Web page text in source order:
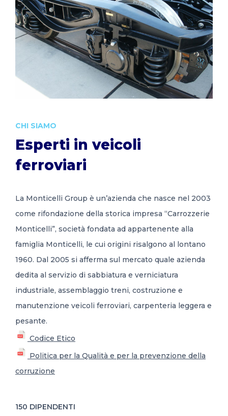
Esperti in veicoli
ferroviari
CHI SIAMO
La Monticelli Group è un’azienda che nasce nel 2003
come rifondazione della storica impresa “Carrozzerie
Monticelli”, società fondata ad appartenente alla
famiglia Monticelli, le cui origini risalgono al lontano
1960. Dal 2005 si afferma sul mercato quale azienda
dedita al servizio di sabbiatura e verniciatura
industriale, assemblaggio treni, costruzione e
manutenzione veicoli ferroviari, carpenteria leggera e
pesante.
Codice Etico
Politica per la Qualità e per la prevenzione della
corruzione
150 DIPENDENTI